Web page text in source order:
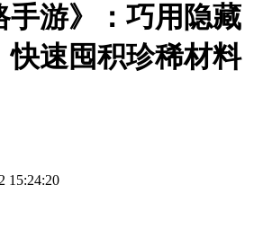
手游》：巧用隐藏
快速囤积珍稀材料​
15:24:20